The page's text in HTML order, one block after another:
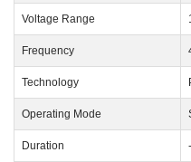
Voltage Range
Frequency
Technology
Operating Mode
Duration -